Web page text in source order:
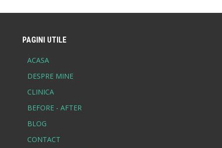
PAGINI UTILE
ACASA
DESPRE MINE
CLINICA
BEFORE - AFTER
BLOG
CONTACT